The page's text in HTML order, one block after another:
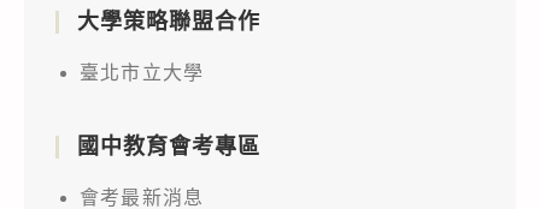
大學策略聯盟合作
臺北市立大學
國中教育會考專區
會考最新消息